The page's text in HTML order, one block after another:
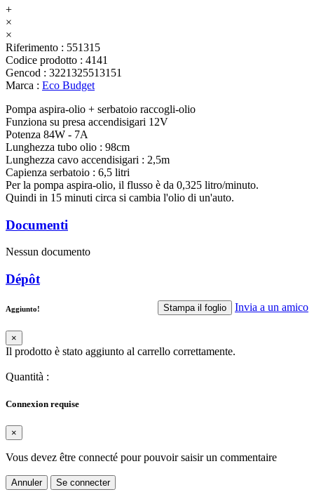
+
×
×
Riferimento : 551315
Codice prodotto : 4141
Gencod : 3221325513151
Marca : Eco Budget
Pompa aspira-olio + serbatoio raccogli-olio
Funziona su presa accendisigari 12V
Potenza 84W - 7A
Lunghezza tubo olio : 98cm
Lunghezza cavo accendisigari : 2,5m
Capienza serbatoio : 6,5 litri
Per la pompa aspira-olio, il flusso è da 0,325 litro/minuto.
Quindi in 15 minuti circa si cambia l'olio di un'auto.
Documenti
Nessun documento
Dépôt
Stampa il foglio Invia a un amico
Aggiunto!
×
Il prodotto è stato aggiunto al carrello correttamente.
Quantità :
Connexion requise
×
Vous devez être connecté pour pouvoir saisir un commentaire
Annuler Se connecter